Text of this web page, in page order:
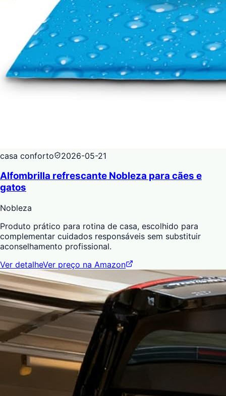
casa conforto 2026-05-21
Alfombrilla refrescante Nobleza para cães e
gatos
Nobleza
Produto prático para rotina de casa, escolhido para
complementar cuidados responsáveis sem substituir
aconselhamento profissional.
Ver detalheVer preço na Amazon